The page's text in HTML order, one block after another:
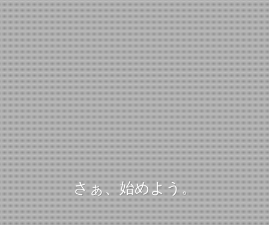
さぁ、始めよう。